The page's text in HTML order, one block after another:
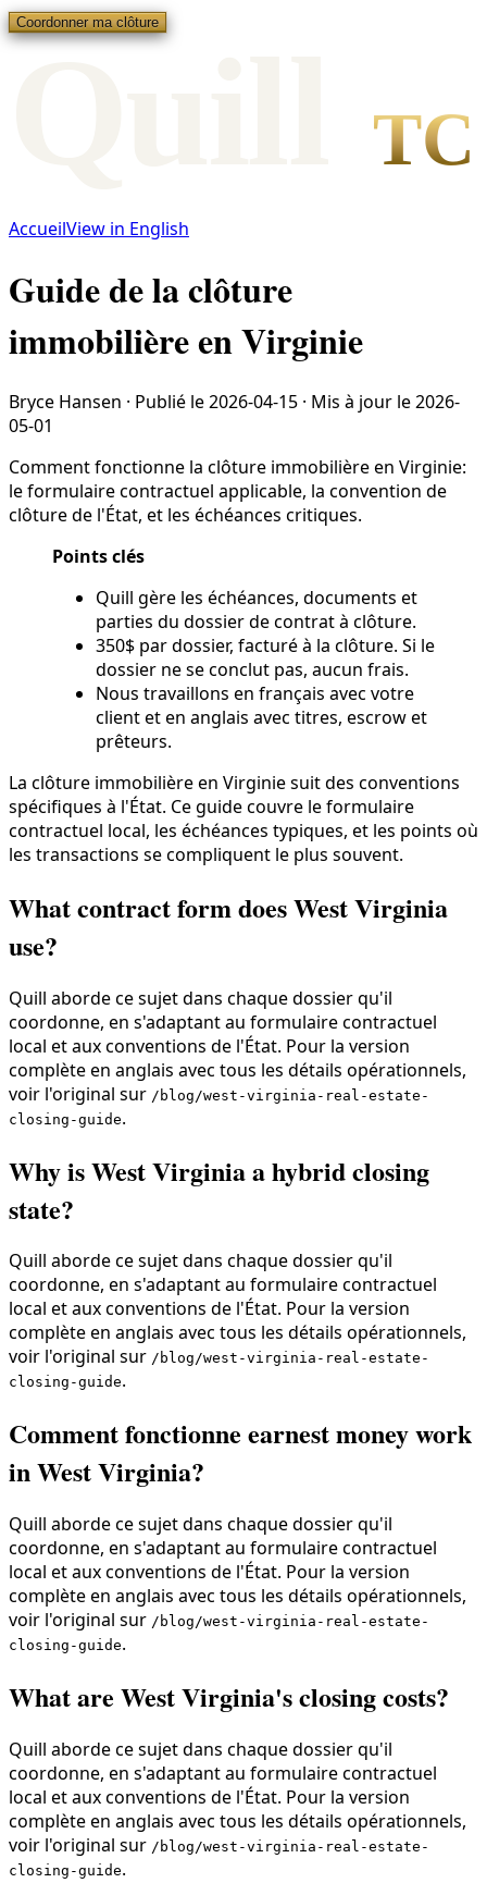
Coordonner ma clôture
TC
AccueilView in English
Guide de la clôture
immobilière en Virginie
Bryce Hansen · Publié le2026-04-15 · Mis à jour le2026-
05-01
Comment fonctionne la clôture immobilière en Virginie:
le formulaire contractuel applicable, la convention de
clôture de l'État, et les échéances critiques.
Points clés
Quill gère les échéances, documents et
parties du dossier de contrat à clôture.
350$ par dossier, facturé à la clôture. Si le
dossier ne se conclut pas, aucun frais.
Nous travaillons en français avec votre
client et en anglais avec titres, escrow et
prêteurs.
La clôture immobilière en Virginie suit des conventions
spécifiques à l'État. Ce guide couvre le formulaire
contractuel local, les échéances typiques, et les points où
les transactions se compliquent le plus souvent.
What contract form does West Virginia
use?
Quill aborde ce sujet dans chaque dossier qu'il
coordonne, en s'adaptant au formulaire contractuel
local et aux conventions de l'État. Pour la version
complète en anglais avec tous les détails opérationnels,
voir l'original sur /blog/west-virginia-real-estate-
closing-guide.
Why is West Virginia a hybrid closing
state?
Quill aborde ce sujet dans chaque dossier qu'il
coordonne, en s'adaptant au formulaire contractuel
local et aux conventions de l'État. Pour la version
complète en anglais avec tous les détails opérationnels,
voir l'original sur /blog/west-virginia-real-estate-
closing-guide.
Comment fonctionne earnest money work
in West Virginia?
Quill aborde ce sujet dans chaque dossier qu'il
coordonne, en s'adaptant au formulaire contractuel
local et aux conventions de l'État. Pour la version
complète en anglais avec tous les détails opérationnels,
voir l'original sur /blog/west-virginia-real-estate-
closing-guide.
What are West Virginia's closing costs?
Quill aborde ce sujet dans chaque dossier qu'il
coordonne, en s'adaptant au formulaire contractuel
local et aux conventions de l'État. Pour la version
complète en anglais avec tous les détails opérationnels,
voir l'original sur /blog/west-virginia-real-estate-
closing-guide.